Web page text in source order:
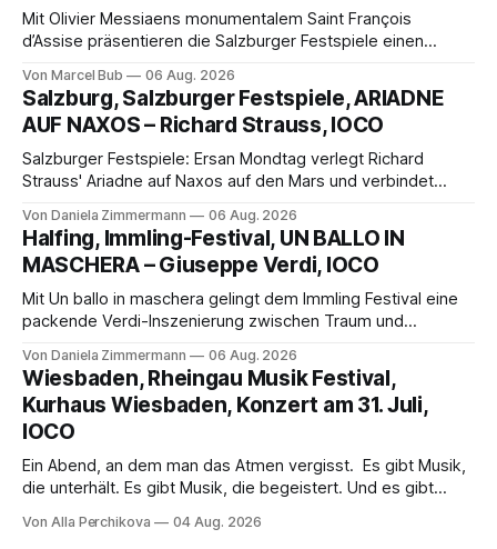
Mit Olivier Messiaens monumentalem Saint François
d’Assise präsentieren die Salzburger Festspiele einen
eine bildgewaltige Inszenierung, Maxime Pascal entfaltet
die komplexe Partitur eindrucksvoll, Philippe Sly berührt als
Franziskus.
Von Marcel Bub 06 Aug. 2026
Salzburg, Salzburger Festspiele, ARIADNE
AUF NAXOS – Richard Strauss, IOCO
Salzburger Festspiele: Ersan Mondtag verlegt Richard
Strauss' Ariadne auf Naxos auf den Mars und verbindet
Aufführung mit starken Solisten und den Wiener
Philharmonikern, szenisch bleibt der zweite Akt jedoch
hinter den Erwartungen zurück.
Von Daniela Zimmermann 06 Aug. 2026
Halfing, Immling-Festival, UN BALLO IN
MASCHERA – Giuseppe Verdi, IOCO
Mit Un ballo in maschera gelingt dem Immling Festival eine
packende Verdi-Inszenierung zwischen Traum und
psychologische Tiefe mit starken Bildern, getragen von
einem spielfreudigen Ensemble und einer musikalisch
überzeugenden Gesamtleistung.
Von Daniela Zimmermann 06 Aug. 2026
Wiesbaden, Rheingau Musik Festival,
Kurhaus Wiesbaden, Konzert am 31. Juli,
IOCO
Ein Abend, an dem man das Atmen vergisst. Es gibt Musik,
die unterhält. Es gibt Musik, die begeistert. Und es gibt
Genau so war der Abend im Kurhaus Wiesbaden, an dem
Von Alla Perchikova 04 Aug. 2026